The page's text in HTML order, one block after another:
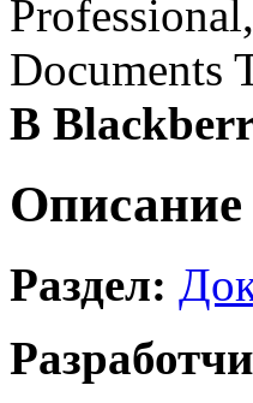
Documents
В
Описание
Раздел: